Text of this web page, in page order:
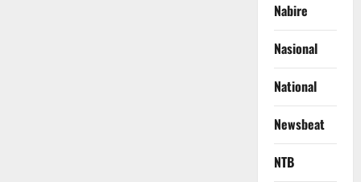
Nabire
Nasional
National
Newsbeat
NTB